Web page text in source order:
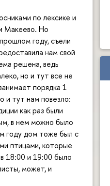
по лексике и
Макеево. Но
году, съели
нам свой
решена, ведь
но и тут все не
порядка 1
и тут нам повезло:
как раз были
в нем можно было
году дом тоже был с
птицами, которые
18:00 и 19:00 было
может, и